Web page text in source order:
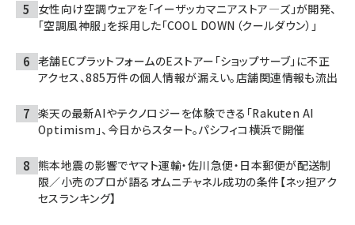
女性向け空調ウェアを「イーザッカマニアストア―ズ」が開発、
「空調風神服」を採用した「COOL DOWN（クールダウン）」
老舗ECプラットフォームのEストアー「ショップサーブ」に不正
アクセス、885万件の個人情報が漏えい。店舗関連情報も流出
楽天の最新AIやテクノロジーを体験できる「Rakuten AI
Optimism」、今日からスタート。パシフィコ横浜で開催
熊本地震の影響でヤマト運輸・佐川急便・日本郵便が配送制
限／小売のプロが語るオムニチャネル成功の条件【ネッ担アク
セスランキング】